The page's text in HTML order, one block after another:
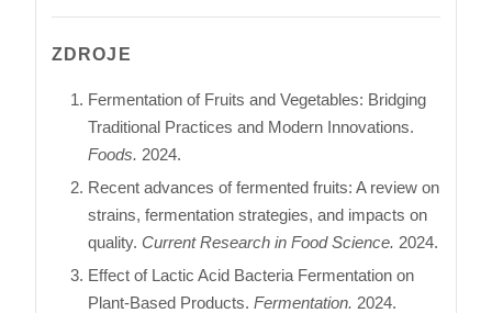
ZDROJE
Fermentation of Fruits and Vegetables: Bridging
Traditional Practices and Modern Innovations.
Foods. 2024.
Recent advances of fermented fruits: A review on
strains, fermentation strategies, and impacts on
quality. Current Research in Food Science. 2024.
Effect of Lactic Acid Bacteria Fermentation on
Plant-Based Products. Fermentation. 2024.